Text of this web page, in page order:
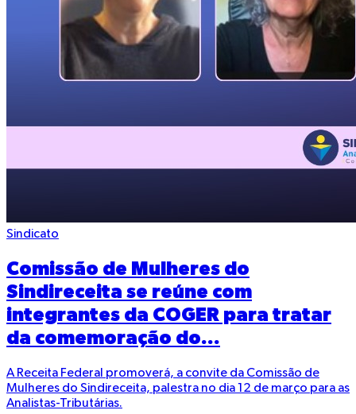
Sindicato
Comissão de Mulheres do
Sindireceita se reúne com
integrantes da COGER para tratar
da comemoração do...
A Receita Federal promoverá, a convite da Comissão de
Mulheres do Sindireceita, palestra no dia 12 de março para as
Analistas-Tributárias.